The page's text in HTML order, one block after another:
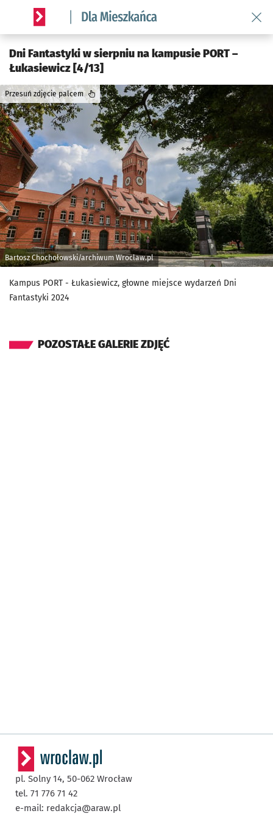
Serwis informacyjny wroclaw.pl podserwis: Dla mieszkańca
Dni Fantastyki w sierpniu na kampusie PORT –
Łukasiewicz [4/13]
Bartosz Chochołowski/archiwum Wroclaw.pl
Przesuń zdjęcie palcem
Kampus PORT - Łukasiewicz, głowne miejsce wydarzeń Dni
Fantastyki 2024
POZOSTAŁE GALERIE ZDJĘĆ
pl. Solny 14, 50-062 Wrocław
tel. 71 776 71 42
e-mail: redakcja@araw.pl